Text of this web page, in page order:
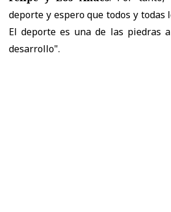
deporte y espero que todos y todas
El deporte es una de las piedras
desarrollo".